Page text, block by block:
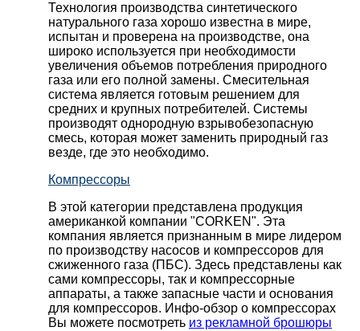
Технология производства синтетического
натурального газа хорошо известна в мире,
испытан и проверена на производстве, она
широко используется при необходимости
увеличения объемов потребления природного
газа или его полной замены. Смесительная
система является готовым решением для
средних и крупных потребителей. Системы
производят однородную взрывобезопасную
смесь, которая может заменить природный газ
везде, где это необходимо.
Компрессоры
В этой категории представлена продукция
американкой компании "CORKEN". Эта
компания является признанным в мире лидером
по производству насосов и компрессоров для
сжиженного газа (ПБС). Здесь представлены как
сами компрессоры, так и компрессорные
аппараты, а также запасные части и основания
для компрессоров. Инфо-обзор о компрессорах
Вы можете посмотреть из рекламной брошюры